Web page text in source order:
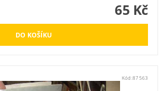
65 Kč
Kód: 87563